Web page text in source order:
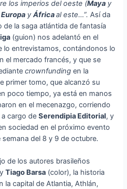
los imperios del oeste (Maya y
Europa yÁfricaal este…”.Así da
la saga atlántida de fantasía
(guion) nos adelantó en el
lo entrevistamos, contándonos lo
el mercado francés, y que se
crownfunding en la
primer tomo, que alcanzó su
poco tiempo, ya está en manos
en el mecenazgo, corriendo
a cargo deSerendipia Editorial, y
sociedad en el próximo evento
semana del 8 y 9 de octubre.
de los autores brasileños
yTiago Barsa (color), la historia
la capital de Atlantia, Athlán,